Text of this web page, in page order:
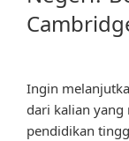
Ingin
dari kalian
pendidikan